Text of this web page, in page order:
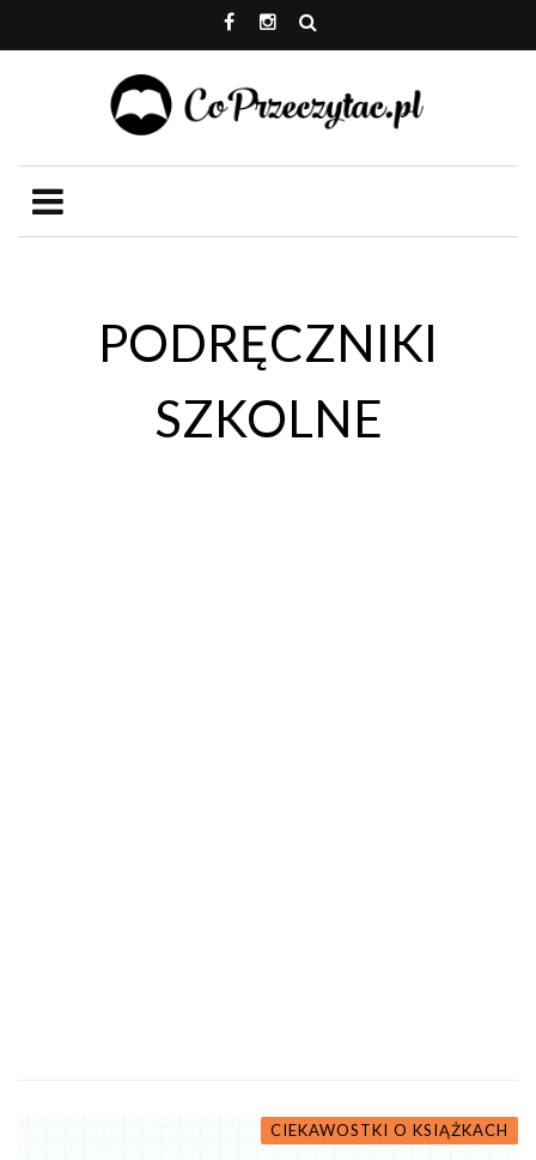
PODRĘCZNIKI
SZKOLNE
CIEKAWOSTKI O KSIĄŻKACH